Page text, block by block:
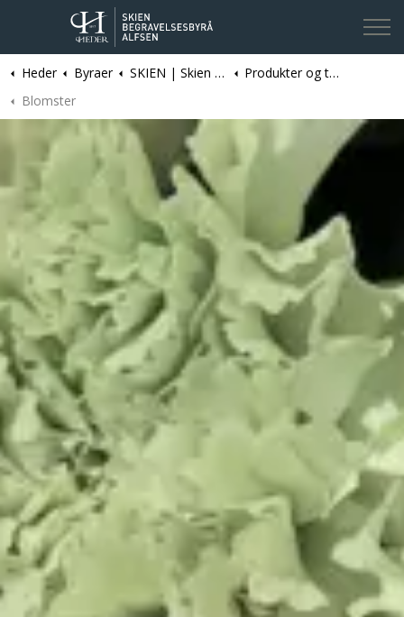
Kontakt oss
Heder Byraer SKIEN | Skien Begravelsesbyrå Alfsen
Produkter og tjenester
Blomster